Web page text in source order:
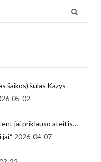
šaikos) šulas Kazys
05-02
jai priklauso ateitis…
2026-04-07